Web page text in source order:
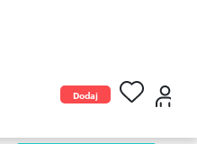
Dodaj